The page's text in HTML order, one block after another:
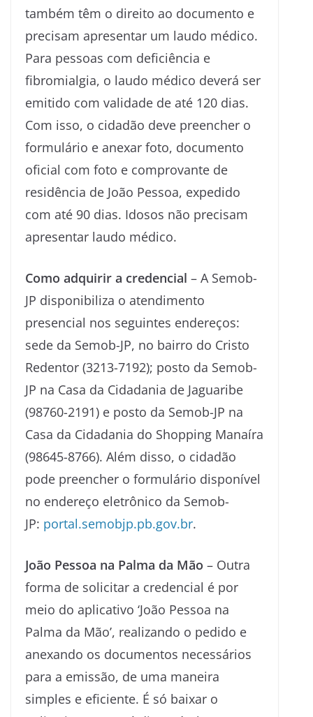
também têm o direito ao documento e
precisam apresentar um laudo médico.
Para pessoas com deficiência e
fibromialgia, o laudo médico deverá ser
emitido com validade de até 120 dias.
Com isso, o cidadão deve preencher o
formulário e anexar foto, documento
oficial com foto e comprovante de
residência de João Pessoa, expedido
com até 90 dias. Idosos não precisam
apresentar laudo médico.
Como adquirir a credencial – A Semob-
JP disponibiliza o atendimento
presencial nos seguintes endereços:
sede da Semob-JP, no bairro do Cristo
Redentor (3213-7192); posto da Semob-
JP na Casa da Cidadania de Jaguaribe
(98760-2191) e posto da Semob-JP na
Casa da Cidadania do Shopping Manaíra
(98645-8766). Além disso, o cidadão
pode preencher o formulário disponível
no endereço eletrônico da Semob-
JP: portal.semobjp.pb.gov.br.
João Pessoa na Palma da Mão – Outra
forma de solicitar a credencial é por
meio do aplicativo ‘João Pessoa na
Palma da Mão’, realizando o pedido e
anexando os documentos necessários
para a emissão, de uma maneira
simples e eficiente. É só baixar o